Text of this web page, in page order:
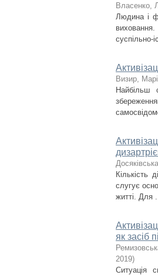
Власенко,
Людина і
суспільно-
Визир,
Найбільш
Кількість
слугує
житті. Для
як засіб
2019)
Ситуація